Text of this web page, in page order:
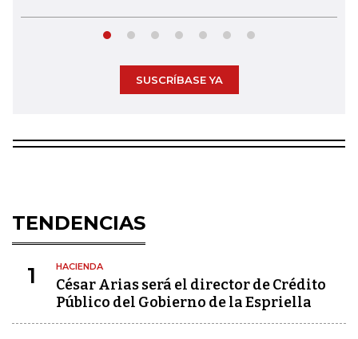
SUSCRÍBASE YA
TENDENCIAS
1 HACIENDA
César Arias será el director de Crédito
Público del Gobierno de la Espriella